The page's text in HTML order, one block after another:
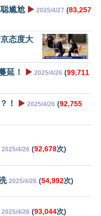
尴尬 ▶️ 2025/4/27 (83,257
态度大
延！ ▶️ 2025/4/26 (99,711
！ ▶️ 2025/4/26 (92,755
2025/4/26 (92,678次)
2025/4/26 (54,992次)
2025/4/26 (93,044次)